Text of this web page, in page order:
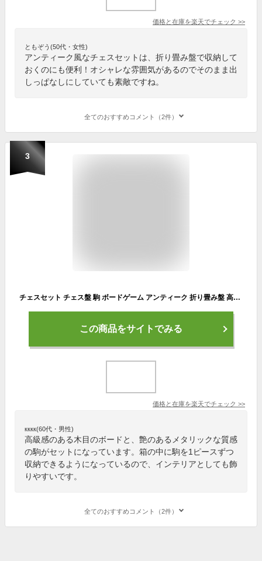
価格と在庫を楽天でチェック >>
ともぞう(50代・女性)
アンティーク風なチェスセットは、折り畳み盤で収納して
おくのにも便利！オシャレな雰囲気があるのでそのまま出
しっぱなしにしていても素敵ですね。
全てのおすすめコメント（2件）
3
チェスセット チェス盤 駒 ボードゲーム アンティーク 折り畳み盤 高級感
この商品をサイトでみる
価格と在庫を楽天でチェック >>
кккк(60代・男性)
高級感のある木目のボードと、艶のあるメタリックな質感
の駒がセットになっています。箱の中に駒を1ピースずつ
収納できるようになっているので、インテリアとしても飾
りやすいです。
全てのおすすめコメント（2件）